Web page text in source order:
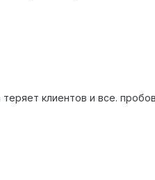
клиентов и все.